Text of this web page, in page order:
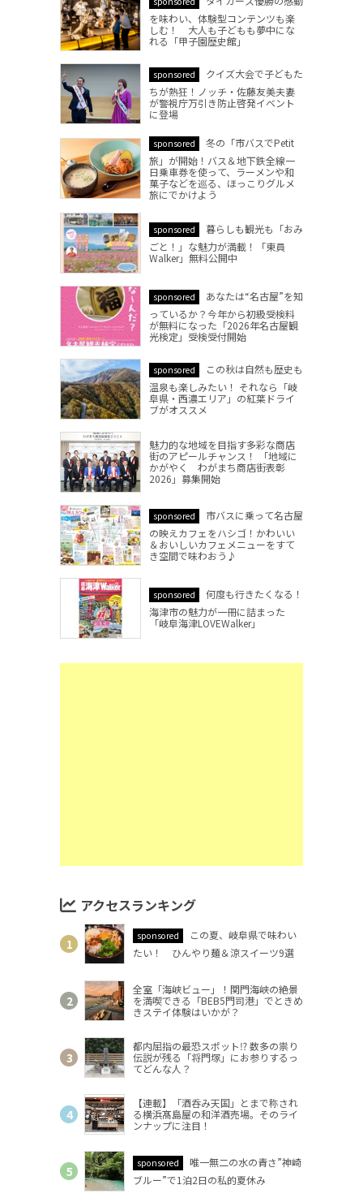
を味わい、体験型コンテンツも楽
しむ！ 大人も子どもも夢中にな
れる「甲子園歴史館」
sponsored
クイズ大会で子どもた
ちが熱狂！ノッチ・佐藤友美夫妻
が警視庁万引き防止啓発イベント
に登場
sponsored
冬の「市バスでPetit
旅」が開始！バス＆地下鉄全線一
日乗車券を使って、ラーメンや和
菓子などを巡る、ほっこりグルメ
旅にでかけよう
sponsored
暮らしも観光も「おみ
ごと！」な魅力が満載！「東員
Walker」無料公開中
sponsored
あなたは“名古屋”を知
っているか？今年から初級受検料
が無料になった「2026年名古屋観
光検定」受検受付開始
sponsored
この秋は自然も歴史も
温泉も楽しみたい！ それなら「岐
阜県・西濃エリア」の紅葉ドライ
ブがオススメ
魅力的な地域を目指す多彩な商店
街のアピールチャンス！ 「地域に
かがやく わがまち商店街表彰
2026」募集開始
sponsored
市バスに乗って名古屋
の映えカフェをハシゴ！かわいい
＆おいしいカフェメニューをすて
き空間で味わおう♪
sponsored
何度も行きたくなる！
海津市の魅力が一冊に詰まった
「岐阜海津LOVEWalker」
アクセスランキング
sponsored
この夏、岐阜県で味わい
たい！ ひんやり麺＆涼スイーツ9選
全室「海峡ビュー」！関門海峡の絶景
を満喫できる「BEB5門司港」でときめ
きステイ体験はいかが？
都内屈指の最恐スポット⁉ 数多の祟り
伝説が残る「将門塚」にお参りするっ
てどんな人？
【連載】「酒呑み天国」とまで称され
る横浜髙島屋の和洋酒売場。そのライ
ンナップに注目！
sponsored
唯一無二の水の青さ”神崎
ブルー”で1泊2日の私的夏休み